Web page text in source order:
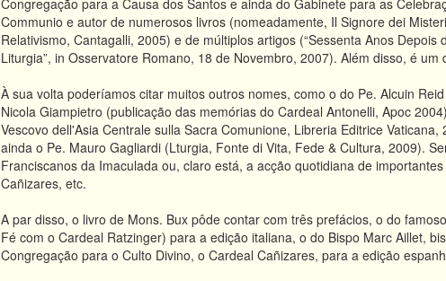
Congregação para a Causa dos Santos e ainda do Gabinete para as
Communio e autor de numerosos livros (nomeadamente, Il Signore dei
Relativismo, Cantagalli, 2005) e de múltiplos artigos (“Sessenta Anos
Liturgia”, in Osservatore Romano, 18 de Novembro, 2007). Além disso, é
À sua volta poderíamos citar muitos outros nomes, como o do Pe. Alcuin
Nicola Giampietro (publicação das memórias do Cardeal Antonelli, Apoc
Vescovo dell'Asia Centrale sulla Sacra Comunione, Libreria Editrice
ainda o Pe. Mauro Gagliardi (Lturgia, Fonte di Vita, Fede & Cultura, 2009).
Franciscanos da Imaculada ou, claro está, a acção quotidiana de
Cañizares, etc.
A par disso, o livro de Mons. Bux pôde contar com três prefácios, o do
Fé com o Cardeal Ratzinger) para a edição italiana, o do Bispo Marc Aillet,
Congregação para o Culto Divino, o Cardeal Cañizares, para a edição